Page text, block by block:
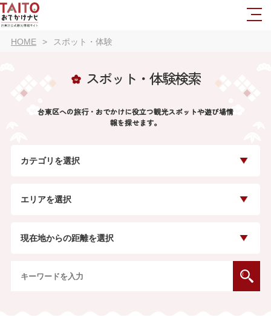
HOME スポット・体験
スポット・体験検索
台東区への旅行・おでかけに役立つ観光スポットや遊び場情
報を探せます。
カテゴリを選択
エリアを選択
現在地からの距離を選択